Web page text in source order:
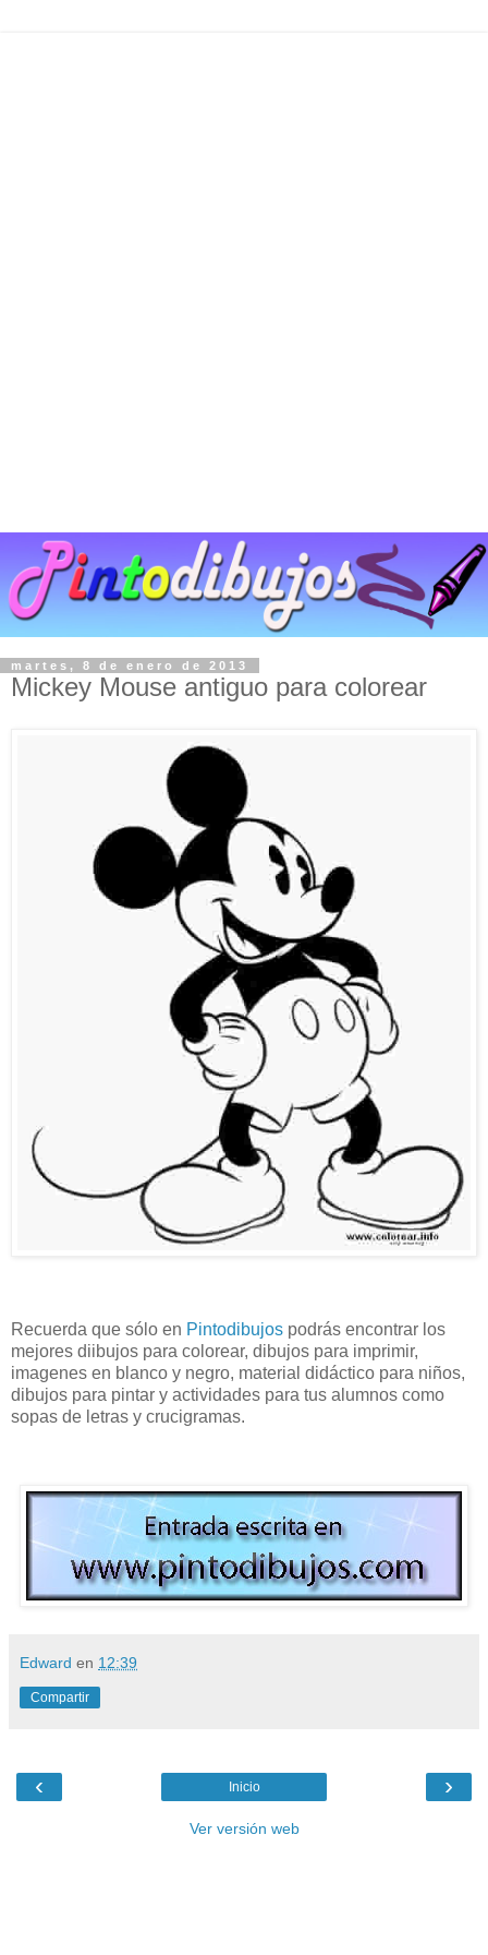
martes, 8 de enero de 2013
Mickey Mouse antiguo para colorear
Recuerda que sólo en Pintodibujos podrás encontrar los
mejores diibujos para colorear, dibujos para imprimir,
imagenes en blanco y negro, material didáctico para niños,
dibujos para pintar y actividades para tus alumnos como
sopas de letras y crucigramas.
Edward en 12:39
Compartir
‹ ›
Inicio
Ver versión web